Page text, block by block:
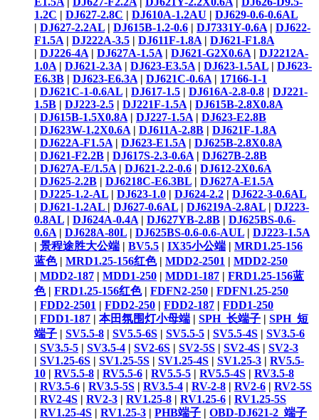
1.2C | DJ627-2.8C | DJ610A-1.2AU | DJ629-0.6-0.6AL
| DJ627-2.2AL | DJ615B-1.2-0.6 | DJ7331Y-0.6A | DJ622-
F1.5A | DJ222A-3.5 | DJ611F-1.8A | DJ621-F1.8A
| DJ226-4A | DJ627A-1.5A | DJ621-G2X0.6A | DJ2212A-
1.0A | DJ621-2.3A | DJ623-E3.5A | DJ623-1.5AL | DJ623-
E6.3B | DJ623-E6.3A | DJ621C-0.6A | 17166-1-1
| DJ621C-1-0.6AL | DJ617-1.5 | DJ616A-2.8-0.8 | DJ221-
1.5B | DJ223-2.5 | DJ221F-1.5A | DJ615B-2.8X0.8A
| DJ615B-1.5X0.8A | DJ227-1.5A | DJ623-E2.8B
| DJ623W-1.2X0.6A | DJ611A-2.8B | DJ621F-1.8A
| DJ622A-F1.5A | DJ623-E1.5A | DJ625B-2.8X0.8A
| DJ621-F2.2B | DJ617S-2.3-0.6A | DJ627B-2.8B
| DJ627A-E/1.5A | DJ621-2.2-0.6 | DJ612-2X0.6A
| DJ625-2.2B | DJ6218C-E6.3BL | DJ627A-E1.5A
| DJ225-1.2-AL | DJ623-1.0 | DJ624-2.2 | DJ622-3-0.6AL
| DJ621-1.2AL ​ | DJ627-0.6AL | DJ6219A-2.8AL | DJ223-
0.8AL | DJ624A-0.4A | DJ627YB-2.8B | DJ625BS-0.6-
0.6A | DJ628A-80L | DJ625BS-0.6-0.6-AUL | DJ223-1.5A
| 景程途胜大公端 | BV5.5 | IX35小公端 | MRD1.25-156
蓝色| MRD1.25-156红色| MDD2-2501 | MDD2-250
| MDD2-187 | MDD1-250 | MDD1-187 | FRD1.25-156蓝
色| FRD1.25-156红色| FDFN2-250 | FDFN1.25-250
| FDD2-2501 | FDD2-250 | FDD2-187 | FDD1-250
| FDD1-187 | 本田氛围灯小母端 | SPH_长端子 | SPH_短
端子 | SV5.5-8 | SV5.5-6S | SV5.5-5 | SV5.5-4S | SV3.5-6
| SV3.5-5 | SV3.5-4 | SV2-6S | SV2-5S | SV2-4S | SV2-3
| SV1.25-6S | SV1.25-5S | SV1.25-4S | SV1.25-3 | RV5.5-
10 | RV5.5-8 | RV5.5-6 | RV5.5-5 | RV5.5-4S | RV3.5-8
| RV3.5-6 | RV3.5-5S | RV3.5-4 | RV-2-8 | RV2-6 | RV2-5S
| RV2-4S | RV2-3 | RV1.25-8 | RV1.25-6 | RV1.25-5S
| RV1.25-4S | RV1.25-3 | PHB端子 | OBD-DJ621-2_端子